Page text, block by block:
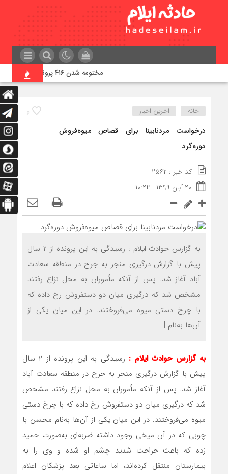
مختومه شدن ۴۱۶ پرونده در هیئت‌های صلح ایلام
۶ خانه اخرین اخبار
درخواست مردنابینا برای قصاص میوه‌فروش
دوره‌گرد
کد خبر : ۲۵۶۲
۲۰ آبان ۱۳۹۹ - ۱۰:۲۴
به گزارس حوادث ایلام : رسیدگی به این پرونده از ۲ سال
پیش با گزارش درگیری منجر به جرح در منطقه سعادت
آباد آغاز شد. پس از آنکه مأموران به محل نزاع رفتند
مشخص شد که درگیری میان دو دستفروش رخ داده که
با چرخ دستی میوه می‌فروختند. در این میان یکی از
آن‌ها به‌نام […]
به گزارس حوادث ایلام :
رسیدگی به این پرونده از ۲ سال
پیش با گزارش درگیری منجر به جرح در منطقه سعادت آباد
آغاز شد. پس از آنکه مأموران به محل نزاع رفتند مشخص
شد که درگیری میان دو دستفروش رخ داده که با چرخ دستی
میوه می‌فروختند. در این میان یکی از آن‌ها به‌نام محسن با
چوبی که در آن میخی وجود داشته ضربه‌ای به‌صورت حمید
زده که باعث جراحت شدید چشم او شده و وی را به
بیمارستان منتقل کرده‌اند، اما ساعاتی بعد پزشکان اعلام